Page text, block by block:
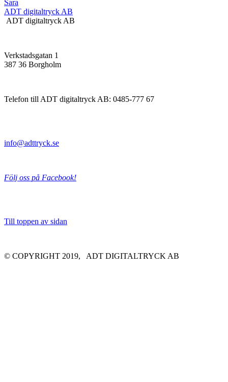
Sara
ADT digitaltryck AB
ADT digitaltryck AB
Verkstadsgatan 1
387 36 Borgholm
Telefon till ADT digitaltryck AB: 0485-777 67
info@adttryck.se
Följ oss på Facebook!
Till toppen av sidan
© COPYRIGHT 2019, ADT DIGITALTRYCK AB